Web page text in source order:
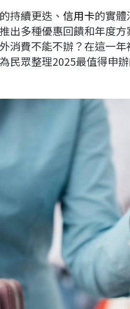
a
d
s
e
d
I
n
L
i
n
k
持續更迭、 信用卡的實體
出多種優惠回饋和年度
外消費不能不辦？在這一
為民眾整理2025最值得申